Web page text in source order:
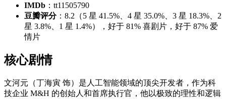
IMDb ：tt11505790
豆瓣评分：8.2（5 星 41.5%、4 星 35.0%、3 星 18.3%、2
星 3.8%、1 星 1.4%），好于 81% 喜剧片，好于 87% 爱
情片
核心剧情
文河元（丁海寅 饰）是人工智能领域的顶尖开发者，作为科
技企业 M&H 的创始人和首席执行官，他以极致的理性和逻辑